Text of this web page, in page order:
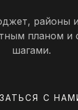
районы
планом
шагами.
С